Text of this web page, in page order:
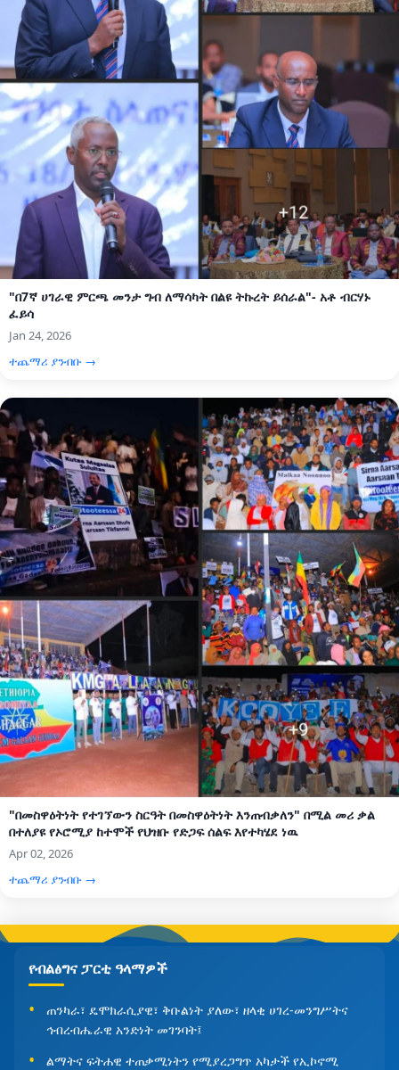
"በ7ኛ ሀገራዊ ምርጫ መንታ ግብ ለማሳካት በልዩ ትኩረት ይሰራል"- አቶ ብርሃኑ
ፈይሳ
Jan 24, 2026
ተጨማሪ ያንብቡ →
"በመስዋዕትነት የተገኘውን ስርዓት በመስዋዕትነት እንጠብቃለን" በሚል መሪ ቃል
በተለያዩ የኦሮሚያ ከተሞች የህዝቡ የድጋፍ ሰልፍ እየተካሄደ ነዉ
Apr 02, 2026
ተጨማሪ ያንብቡ →
የብልፅግና ፓርቲ ዓላማዎች
ጠንካራ፣ ዴሞክራሲያዊ፣ ቅቡልነት ያለው፣ ዘላቂ ሀገረ-መንግሥትና
ኅብረብሔራዊ አንድነት መገንባት፤
ልማትና ፍትሐዊ ተጠቃሚነትን የሚያረጋግጥ አካታች የኢኮኖሚ